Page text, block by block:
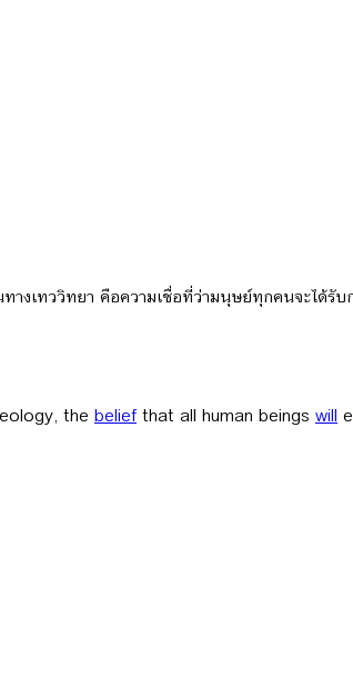
างเทววิทยา คือความเชื่อที่ว่ามนุษย์ทุกคนจะได้รั
the beliefthat all human beings will